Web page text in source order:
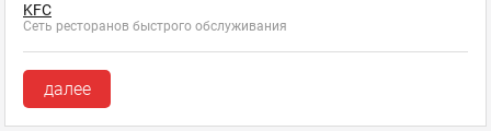
KFC
Сеть ресторанов быстрого обслуживания
далее